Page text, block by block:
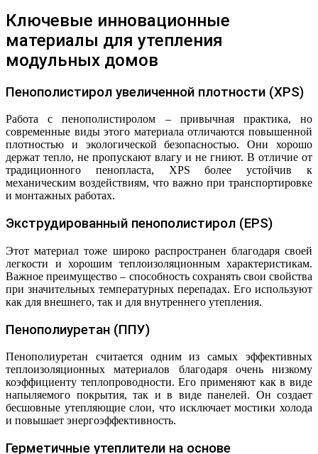
Ключевые инновационные
материалы для утепления
модульных домов
Пенополистирол увеличенной плотности (XPS)
Работа с пенополистиролом – привычная практика, но
современные виды этого материала отличаются повышенной
плотностью и экологической безопасностью. Они хорошо
держат тепло, не пропускают влагу и не гниют. В отличие от
традиционного пенопласта, XPS более устойчив к
механическим воздействиям, что важно при транспортировке
и монтажных работах.
Экструдированный пенополистирол (EPS)
Этот материал тоже широко распространен благодаря своей
легкости и хорошим теплоизоляционным характеристикам.
Важное преимущество – способность сохранять свои свойства
при значительных температурных перепадах. Его используют
как для внешнего, так и для внутреннего утепления.
Пенополиуретан (ППУ)
Пенополиуретан считается одним из самых эффективных
теплоизоляционных материалов благодаря очень низкому
коэффициенту теплопроводности. Его применяют как в виде
напыляемого покрытия, так и в виде панелей. Он создает
бесшовные утепляющие слои, что исключает мостики холода
и повышает энергоэффективность.
Герметичные утеплители на основе